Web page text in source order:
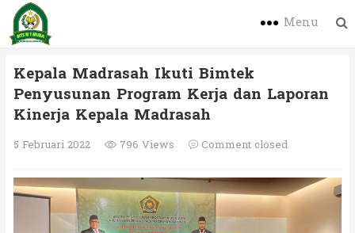
Menu
Kepala Madrasah Ikuti Bimtek
Penyusunan Program Kerja dan Laporan
Kinerja Kepala Madrasah
5 Februari 2022 796 Views Comment closed